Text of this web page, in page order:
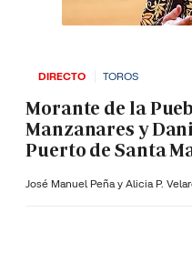
DIRECTO TOROS
Morante de la
Manzanares y
Puerto de Santa
José Manuel Peña y Alicia P.